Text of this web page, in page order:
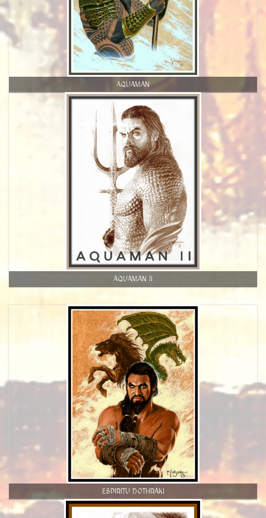
AQUAMAN
AQUAMAN II
ESPIRITU DOTHRAKI